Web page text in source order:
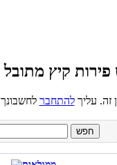
זה. עליךלהתחבר